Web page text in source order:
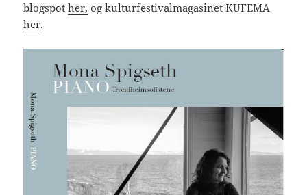
blogspother, og kulturfestivalmagasinet KUFEMA
her.